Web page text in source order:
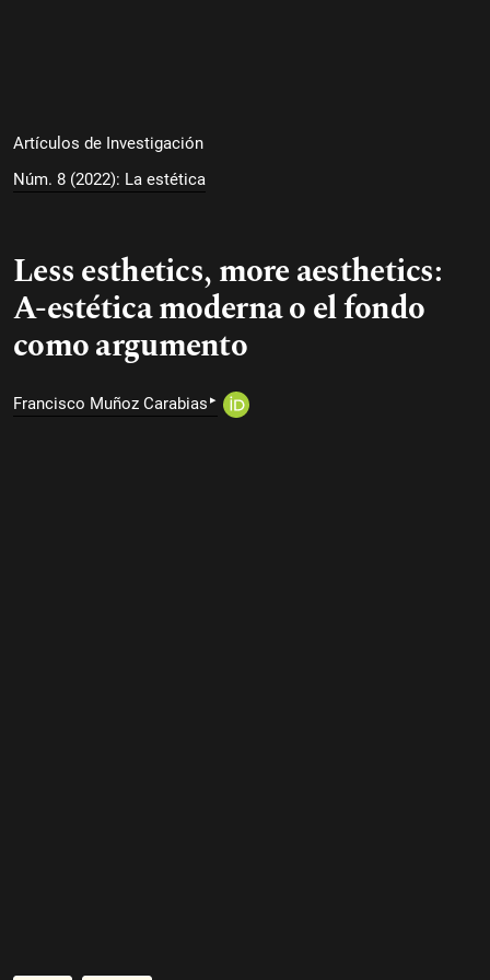
Artículos de Investigación
Núm. 8 (2022): La estética
Less esthetics, more aesthetics:
A-estética moderna o el fondo
como argumento
Francisco Muñoz Carabias ▸